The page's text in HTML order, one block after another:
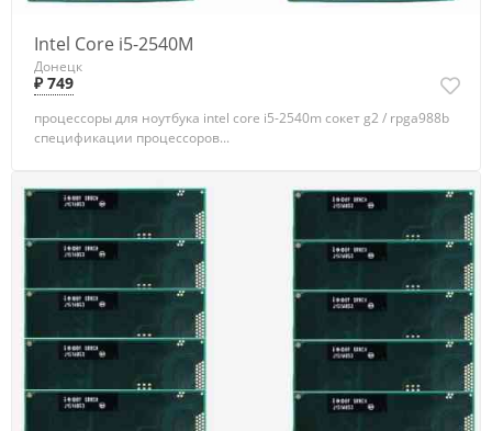
Intel Core i5-2540M
Донецк
₽ 749
процессоры для ноутбука intel core i5-2540m сокет g2 / rpga988b
спецификации процессоров...